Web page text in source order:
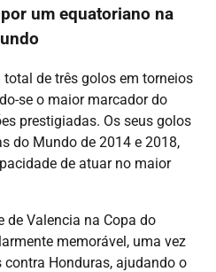
um equatoriano na
de três golos em torneios
se o maior marcador do
prestigiadas. Os seus golos
do Mundo de 2014 e 2018,
de atuar no maior
de Valencia na Copa do
memorável, uma vez
contra Honduras, ajudando o